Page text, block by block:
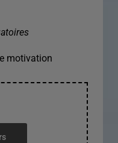
motivation